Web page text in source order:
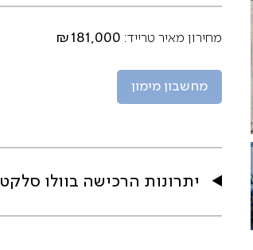
מחירון מאיר טרייד: ₪181,000
מחשבון מימון
יתרונות הרכישה בוולו סלקט